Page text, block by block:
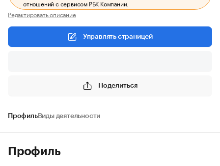
отношений с сервисом РБК Компании.
Редактировать описание
Управлять страницей
Поделиться
ПрофильВиды деятельности
Профиль